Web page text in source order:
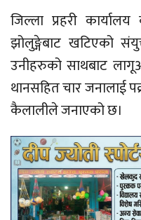
जिल्ला प्रहरी
झोलुङ्गेबाट खटिएको
उनीहरुको साथबाट
थानसहित चार जनालाई
कैलालीले जनाएको छ।